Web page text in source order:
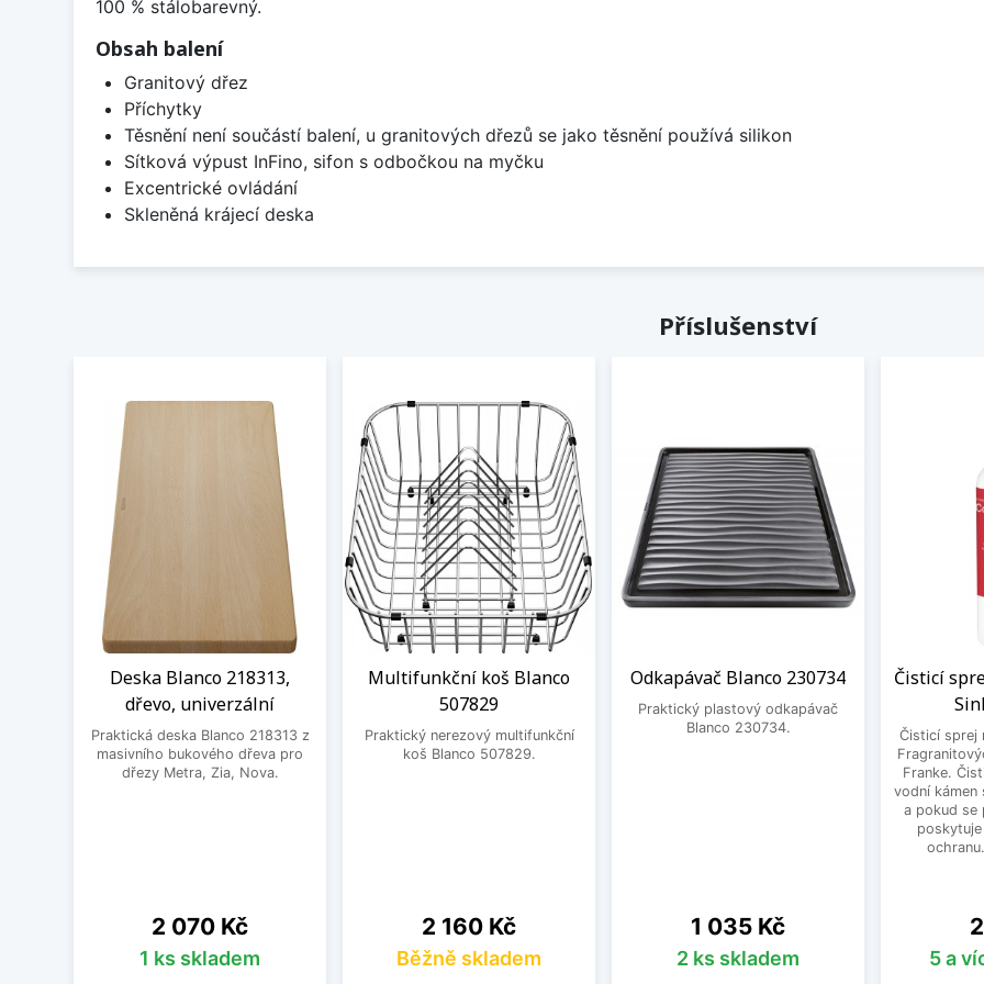
100 % stálobarevný.
Obsah balení
Granitový dřez
Příchytky
Těsnění není součástí balení, u granitových dřezů se jako těsnění používá silikon
Sítková výpust InFino, sifon s odbočkou na myčku
Excentrické ovládání
Skleněná krájecí deska
Příslušenství
Deska Blanco 218313,
dřevo, univerzální
Praktická deska Blanco 218313 z
masivního bukového dřeva pro
dřezy Metra, Zia, Nova.
Cena
2 070 Kč
1 ks skladem
Multifunkční koš Blanco
507829
Praktický nerezový multifunkční
koš Blanco 507829.
Cena
2 160 Kč
Běžně skladem
Odkapávač Blanco 230734
Praktický plastový odkapávač
Blanco 230734.
Cena
1 035 Kč
2 ks skladem
Čisticí
Čisticí sprej
Franke.
vodní kámen
a pokud se
5 a